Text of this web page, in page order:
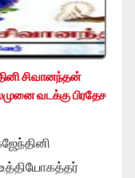
சிவானந்தன்
வடக்கு பிரதேச